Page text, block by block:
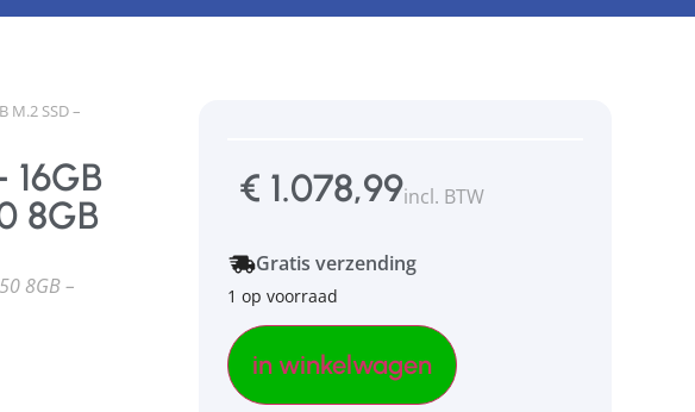
M.2 SSD –
8GB
8GB –
€ 1.078,99incl. BTW
Gratis verzending
1 op voorraad
in winkelwagen